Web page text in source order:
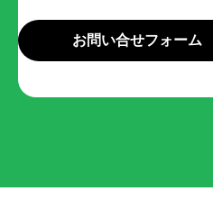
お問い合せフォーム